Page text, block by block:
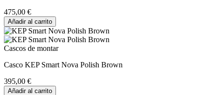
475,00 €
Añadir al carrito
Cascos de montar
Casco KEP Smart Nova Polish Brown
395,00 €
Añadir al carrito